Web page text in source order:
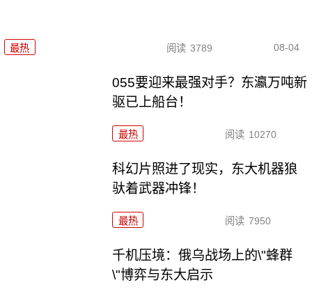
最热 阅读 3789 08-04
055要迎来最强对手？东瀛万吨新
驱已上船台！
最热 阅读 10270
科幻片照进了现实，东大机器狼
驮着武器冲锋！
最热 阅读 7950
千机压境：俄乌战场上的\"蜂群
\"博弈与东大启示